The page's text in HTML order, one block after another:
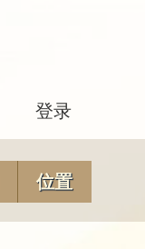
登录
位置